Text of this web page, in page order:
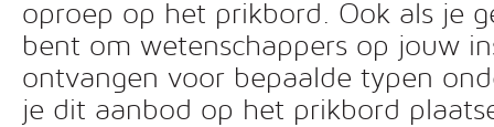
oproep op het prikbord. Ook als je
bent om wetenschappers op jouw
ontvangen voor bepaalde typen
je dit aanbod op het prikbord